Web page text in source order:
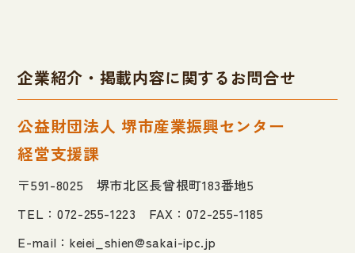
企業紹介・掲載内容に関するお問合せ
公益財団法人 堺市産業振興センター
経営支援課
〒591-8025 堺市北区長曾根町183番地5
TEL：072-255-1223 FAX：072-255-1185
E-mail： keiei_shien@sakai-ipc.jp